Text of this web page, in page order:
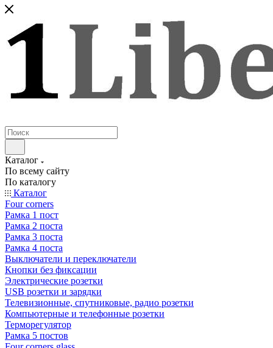
Каталог
По всему сайту
По каталогу
Каталог
Four corners
Рамка 1 пост
Рамка 2 поста
Рамка 3 поста
Рамка 4 поста
Выключатели и переключатели
Кнопки без фиксации
Электрические розетки
USB розетки и зарядки
Телевизионные, спутниковые, радио розетки
Компьютерные и телефонные розетки
Терморегулятор
Рамка 5 постов